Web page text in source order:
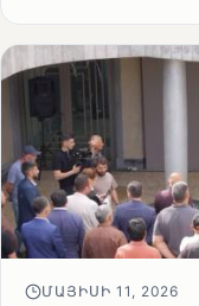
ՄԱՅԻՍԻ 11, 2026